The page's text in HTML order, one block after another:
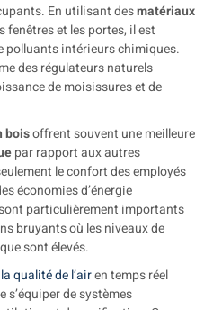
En utilisant desmatériaux
fenêtres et les portes, il est
polluants intérieurs chimiques.
des régulateurs naturels
de moisissures et de
boisoffrent souvent une meilleure
par rapport aux autres
le confort des employés
économies d’énergie
particulièrement importants
bruyants où les niveaux de
sont élevés.
qualité de l’airen temps réel
s’équiper de systèmes